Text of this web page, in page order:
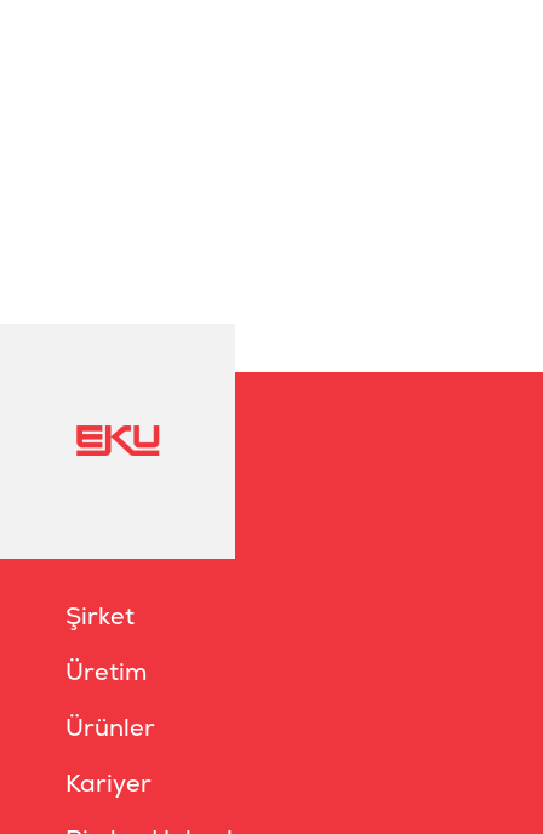
Şirket
Üretim
Ürünler
Kariyer